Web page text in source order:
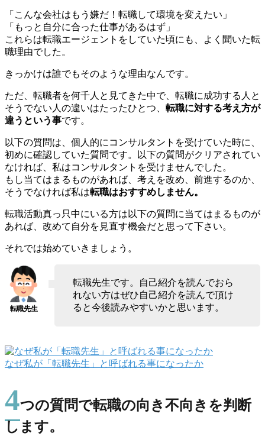
「こんな会社はもう嫌だ！転職して環境を変えたい」
「もっと自分に合った仕事があるはず」
これらは転職エージェントをしていた頃にも、よく聞いた転
職理由でした。
きっかけは誰でもそのような理由なんです。
ただ、転職者を何千人と見てきた中で、転職に成功する人と
そうでない人の違いはたったひとつ、 転職に対する考え方が
違うという事です。
以下の質問は、個人的にコンサルタントを受けていた時に、
初めに確認していた質問です。以下の質問がクリアされてい
なければ、私はコンサルタントを受けませんでした。
もし当てはまるものがあれば、考えを改め、前進するのか、
そうでなければ私は転職はおすすめしません。
転職活動真っ只中にいる方は以下の質問に当てはまるものが
あれば、改めて自分を見直す機会だと思って下さい。
それでは始めていきましょう。
転職先生です。自己紹介を読んでおら
れない方はぜひ自己紹介を読んで頂け
ると今後読みやすいかと思います。
なぜ私が「転職先生」と呼ばれる事になったか
4つの質問で転職の向き不向きを判断
します。